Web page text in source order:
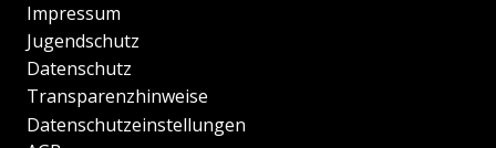
Impressum
Jugendschutz
Datenschutz
Transparenzhinweise
Datenschutzeinstellungen